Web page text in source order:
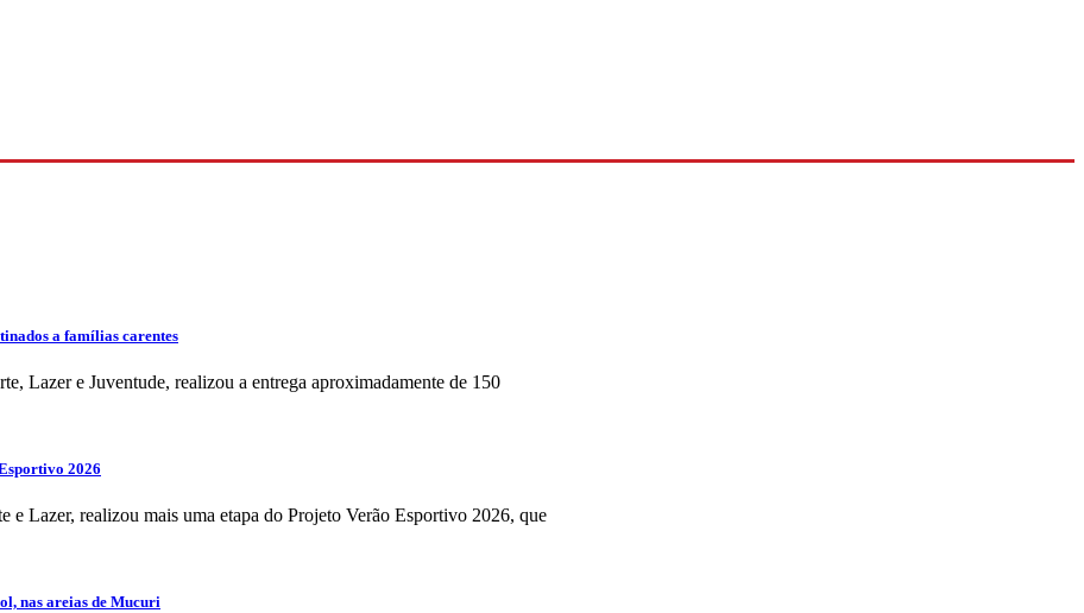
a famílias carentes
Lazer e Juventude, realizou a entrega aproximadamente de 150
2026
Lazer, realizou mais uma etapa do Projeto Verão Esportivo 2026, que
nas areias de Mucuri